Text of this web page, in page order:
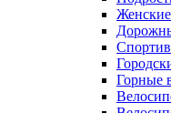
Горные